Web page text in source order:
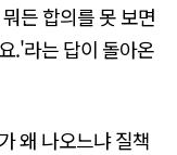
든 합의를 못 보면
.'라는 답이 돌아온
왜 나오느냐 질책